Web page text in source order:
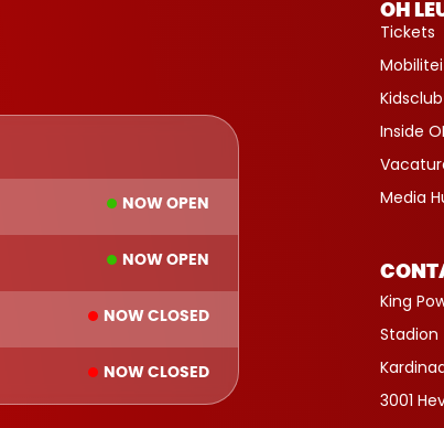
NOW OPEN
NOW OPEN
NOW CLOSED
NOW CLOSED
OH
Tickets
Kidsclub
Inside
Media
King
Stadion
3001